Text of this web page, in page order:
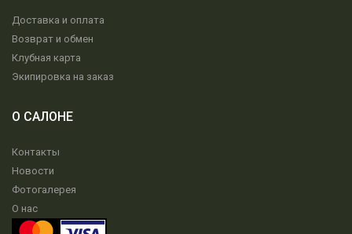
Доставка и оплата
Возврат и обмен
Клубная карта
Экипировка на заказ
О САЛОНЕ
Контакты
Новости
Фотогалерея
О нас